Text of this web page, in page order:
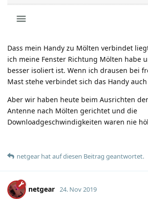
Dass mein Handy zu Mölten verbindet
ich meine Fenster Richtung Mölten habe
besser isoliert ist. Wenn ich drausen bei
Mast stehe verbindet sich das Handy
Aber wir haben heute beim Ausrichten
Antenne nach Mölten gerichtet und die
Downloadgeschwindigkeiten waren nie
netgear hatauf diesen Beitrag geantwortet.
netgear 24. Nov 2019